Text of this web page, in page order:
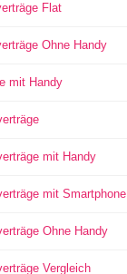
Flat
Ohne Handy
mit Handy
mit Handy
mit Smartphone
Ohne Handy
Vergleich